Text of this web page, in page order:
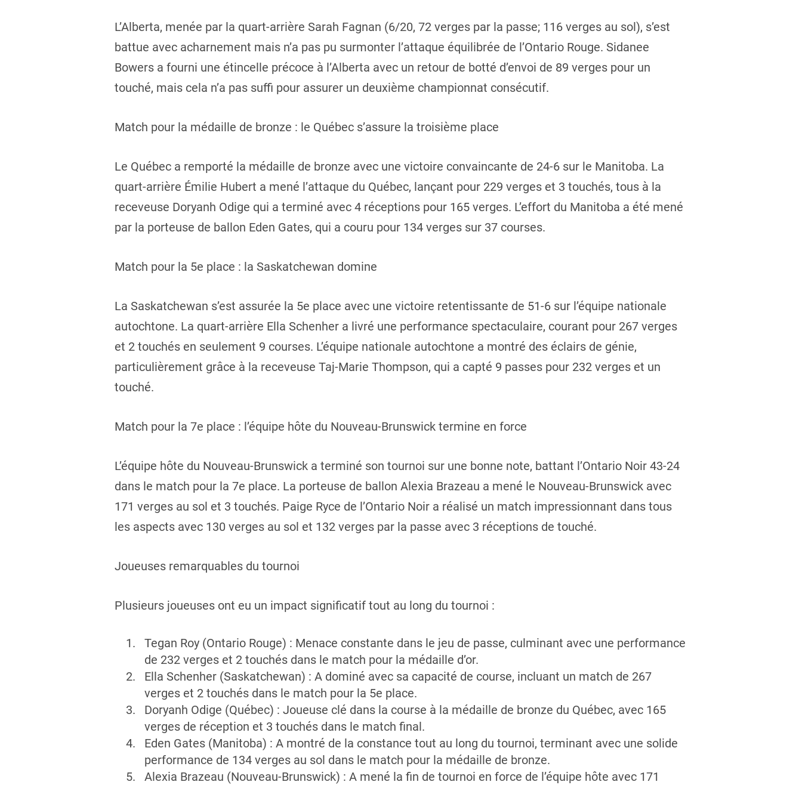
L’Alberta, menée par la quart-arrière Sarah Fagnan (6/20, 72 verges par la passe; 116 verges au sol), s’est
battue avec acharnement mais n’a pas pu surmonter l’attaque équilibrée de l’Ontario Rouge. Sidanee
Bowers a fourni une étincelle précoce à l’Alberta avec un retour de botté d’envoi de 89 verges pour un
touché, mais cela n’a pas suffi pour assurer un deuxième championnat consécutif.
Match pour la médaille de bronze : le Québec s’assure la troisième place
Le Québec a remporté la médaille de bronze avec une victoire convaincante de 24-6 sur le Manitoba. La
quart-arrière Émilie Hubert a mené l’attaque du Québec, lançant pour 229 verges et 3 touchés, tous à la
receveuse Doryanh Odige qui a terminé avec 4 réceptions pour 165 verges. L’effort du Manitoba a été mené
par la porteuse de ballon Eden Gates, qui a couru pour 134 verges sur 37 courses.
Match pour la 5e place : la Saskatchewan domine
La Saskatchewan s’est assurée la 5e place avec une victoire retentissante de 51-6 sur l’équipe nationale
autochtone. La quart-arrière Ella Schenher a livré une performance spectaculaire, courant pour 267 verges
et 2 touchés en seulement 9 courses. L’équipe nationale autochtone a montré des éclairs de génie,
particulièrement grâce à la receveuse Taj-Marie Thompson, qui a capté 9 passes pour 232 verges et un
touché.
Match pour la 7e place : l’équipe hôte du Nouveau-Brunswick termine en force
L’équipe hôte du Nouveau-Brunswick a terminé son tournoi sur une bonne note, battant l’Ontario Noir 43-24
dans le match pour la 7e place. La porteuse de ballon Alexia Brazeau a mené le Nouveau-Brunswick avec
171 verges au sol et 3 touchés. Paige Ryce de l’Ontario Noir a réalisé un match impressionnant dans tous
les aspects avec 130 verges au sol et 132 verges par la passe avec 3 réceptions de touché.
Joueuses remarquables du tournoi
Plusieurs joueuses ont eu un impact significatif tout au long du tournoi :
Tegan Roy (Ontario Rouge) : Menace constante dans le jeu de passe, culminant avec une performance
de 232 verges et 2 touchés dans le match pour la médaille d’or.
Ella Schenher (Saskatchewan) : A dominé avec sa capacité de course, incluant un match de 267
verges et 2 touchés dans le match pour la 5e place.
Doryanh Odige (Québec) : Joueuse clé dans la course à la médaille de bronze du Québec, avec 165
verges de réception et 3 touchés dans le match final.
Eden Gates (Manitoba) : A montré de la constance tout au long du tournoi, terminant avec une solide
performance de 134 verges au sol dans le match pour la médaille de bronze.
Alexia Brazeau (Nouveau-Brunswick) : A mené la fin de tournoi en force de l’équipe hôte avec 171